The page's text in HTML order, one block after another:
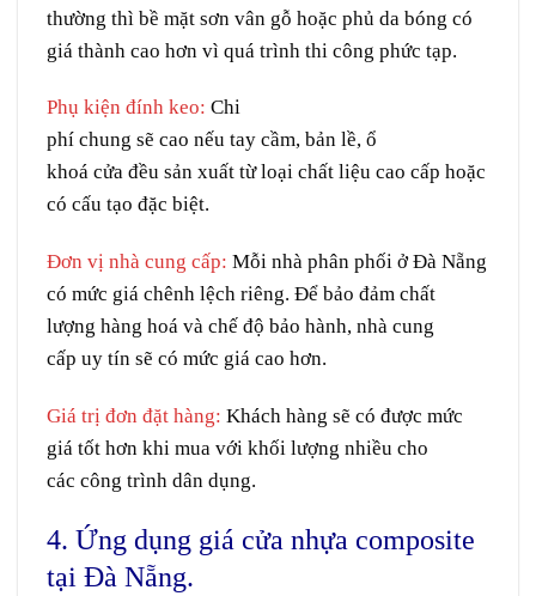
thường thì bề mặt sơn vân gỗ hoặc phủ da bóng có
giá thành cao hơn vì quá trình thi công phức tạp.
Phụ kiện đính keo: Chi
phí chung sẽ cao nếu tay cầm, bản lề, ổ
khoá cửa đều sản xuất từ loại chất liệu cao cấp hoặc
có cấu tạo đặc biệt.
Đơn vị nhà cung cấp: Mỗi nhà phân phối ởĐà Nẵng
có mức giá chênh lệch riêng. Để bảo đảm chất
lượng hàng hoá và chế độ bảo hành, nhà cung
cấp uy tín sẽ có mức giá cao hơn.
Giá trị đơn đặt hàng: Khách hàng sẽ có được mức
giá tốt hơn khi mua với khối lượng nhiều cho
các công trình dân dụng.
4. Ứng dụng giá cửa nhựa composite
tại Đà Nẵng.